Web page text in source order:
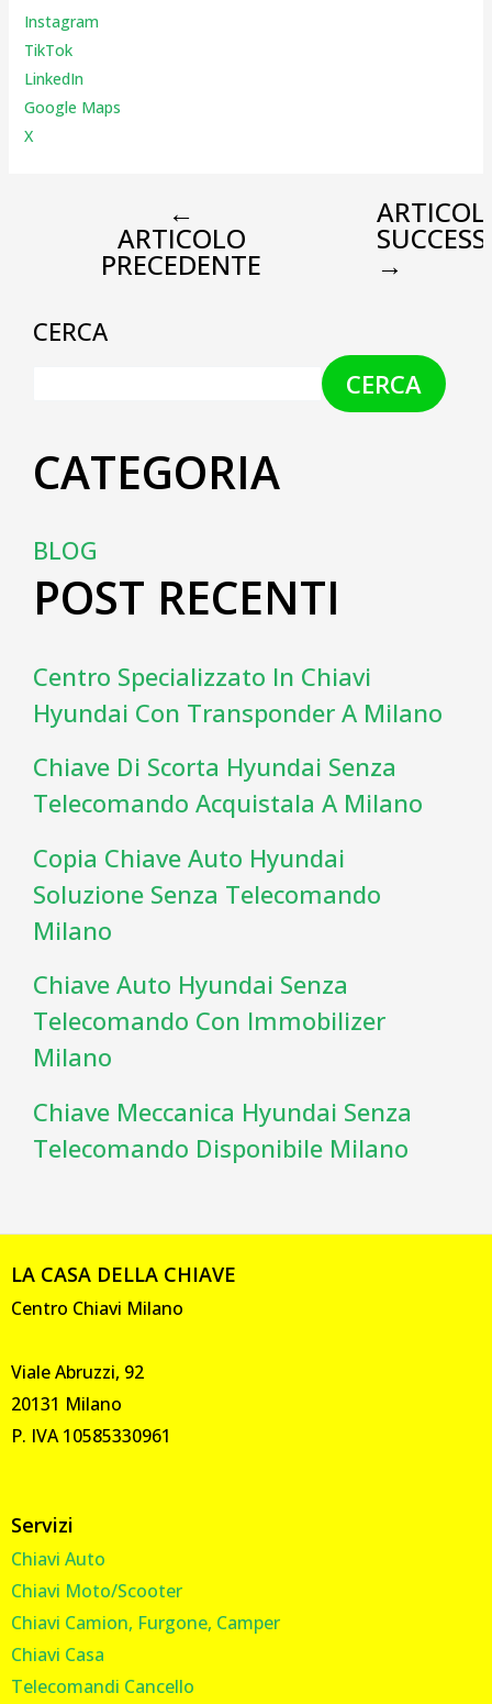
Instagram
TikTok
LinkedIn
Google Maps
X
←
ARTICOLO
PRECEDENTE →
CERCA
CERCA
CATEGORIA
BLOG
POST RECENTI
Centro Specializzato In Chiavi
Hyundai Con Transponder A Milano
Chiave Di Scorta Hyundai Senza
Telecomando Acquistala A Milano
Copia Chiave Auto Hyundai
Soluzione Senza Telecomando
Milano
Chiave Auto Hyundai Senza
Telecomando Con Immobilizer
Milano
Chiave Meccanica Hyundai Senza
Telecomando Disponibile Milano
LA CASA DELLA CHIAVE
Centro Chiavi Milano
Viale Abruzzi, 92
20131 Milano
P. IVA 10585330961
Servizi
Chiavi Auto
Chiavi Moto/Scooter
Chiavi Camion, Furgone, Camper
Chiavi Casa
Telecomandi Cancello